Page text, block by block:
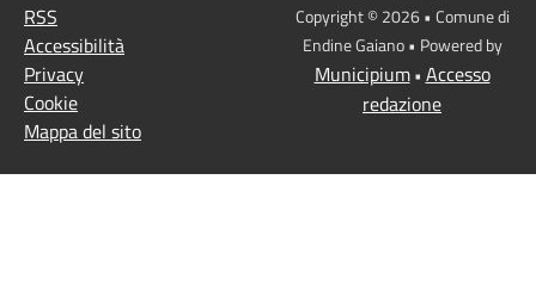
RSS
Accessibilità
Privacy
Cookie
Mappa del sito
Copyright © 2026 • Comune di
Endine Gaiano • Powered by
Municipium• Accesso
redazione